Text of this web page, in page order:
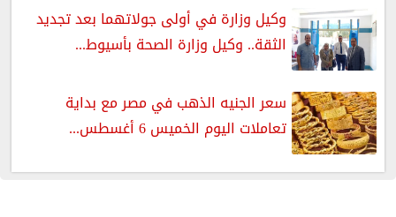
وكيل وزارة في أولى جولاتهما بعد تجديد
الثقة.. وكيل وزارة الصحة بأسيوط...
سعر الجنيه الذهب في مصر مع بداية
تعاملات اليوم الخميس 6 أغسطس...